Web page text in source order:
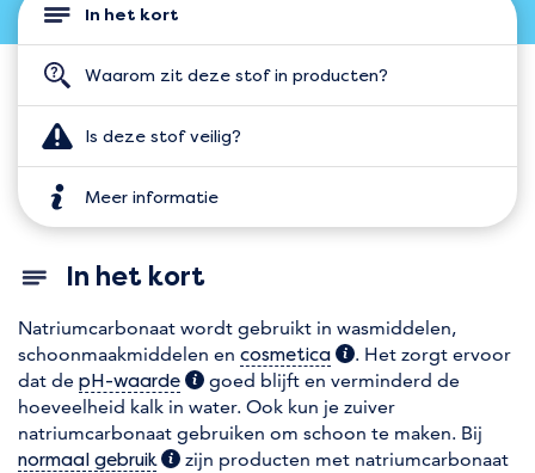
In het kort
Waarom zit deze stof in producten?
Is deze stof veilig?
Meer informatie
In het kort
Natriumcarbonaat wordt gebruikt in wasmiddelen,
schoonmaakmiddelen en cosmetica (extra informatie)
. Het zorgt ervoor
dat de pH-waarde (extra informatie)
goed blijft en verminderd de
hoeveelheid kalk in water. Ook kun je zuiver
natriumcarbonaat gebruiken om schoon te maken. Bij
normaal gebruik(extra informatie)
zijn producten met natriumcarbonaat